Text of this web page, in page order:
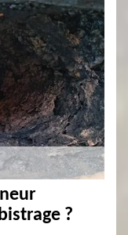
?